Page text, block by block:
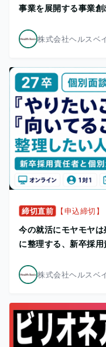
事業を展開する事業
株式会社ヘルスベ
締切直前 【申込締切
今の就活にモヤモヤ
に整理する、新卒採用
株式会社ヘルスベ